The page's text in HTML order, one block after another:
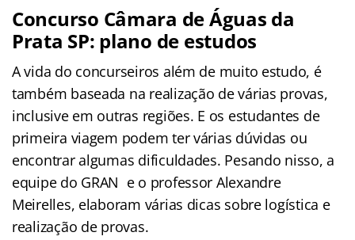
Concurso Câmara de Águas da
Prata SP: plano de estudos
A vida do concurseiros além de muito estudo, é
também baseada na realização de várias provas,
inclusive em outras regiões. E os estudantes de
primeira viagem podem ter várias dúvidas ou
encontrar algumas dificuldades. Pesando nisso, a
equipe do GRAN e o professor Alexandre
Meirelles, elaboram várias dicas sobre logística e
realização de provas.